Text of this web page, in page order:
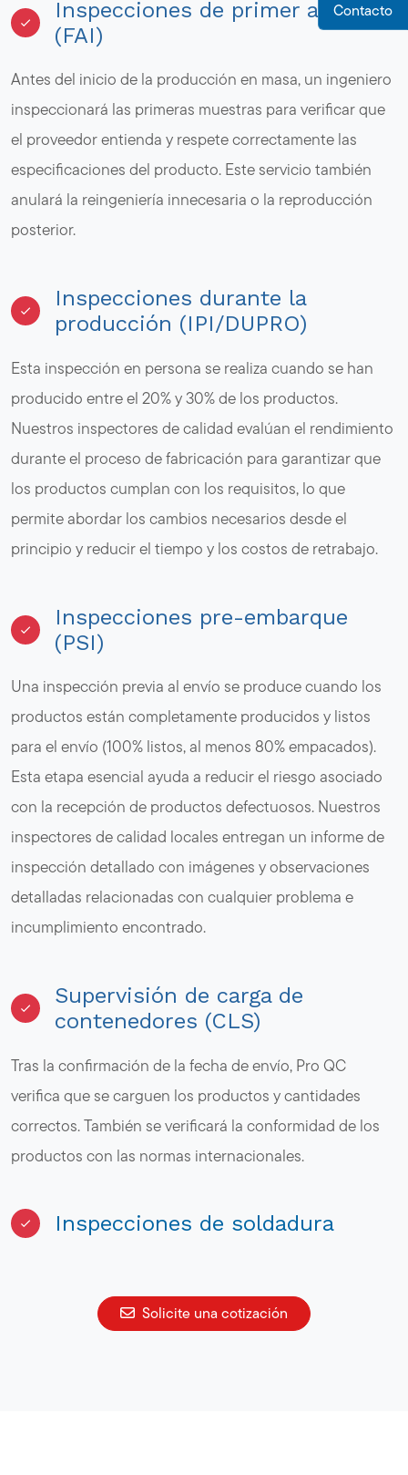
Inspecciones de primer artículo
(FAI)
Antes del inicio de la producción en masa, un ingeniero
inspeccionará las primeras muestras para verificar que
el proveedor entienda y respete correctamente las
especificaciones del producto. Este servicio también
anulará la reingeniería innecesaria o la reproducción
posterior.
Inspecciones durante la
producción (IPI/DUPRO)
Esta inspección en persona se realiza cuando se han
producido entre el 20% y 30% de los productos.
Nuestros inspectores de calidad evalúan el rendimiento
durante el proceso de fabricación para garantizar que
los productos cumplan con los requisitos, lo que
permite abordar los cambios necesarios desde el
principio y reducir el tiempo y los costos de retrabajo.
Inspecciones pre-embarque
(PSI)
Una inspección previa al envío se produce cuando los
productos están completamente producidos y listos
para el envío (100% listos, al menos 80% empacados).
Esta etapa esencial ayuda a reducir el riesgo asociado
con la recepción de productos defectuosos. Nuestros
inspectores de calidad locales entregan un informe de
inspección detallado con imágenes y observaciones
detalladas relacionadas con cualquier problema e
incumplimiento encontrado.
Supervisión de carga de
contenedores (CLS)
Tras la confirmación de la fecha de envío, Pro QC
verifica que se carguen los productos y cantidades
correctos. También se verificará la conformidad de los
productos con las normas internacionales.
Inspecciones de soldadura
Solicite una cotización
Contacto